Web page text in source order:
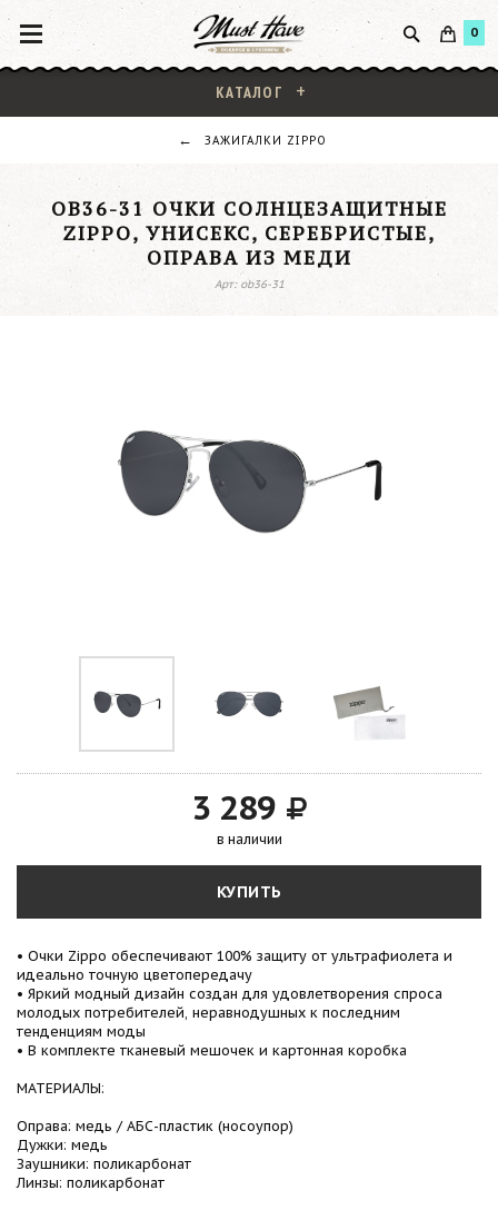
0
КАТАЛОГ
ЗАЖИГАЛКИ ZIPPO
OB36-31 ОЧКИ СОЛНЦЕЗАЩИТНЫЕ
ZIPPO, УНИСЕКС, СЕРЕБРИСТЫЕ,
ОПРАВА ИЗ МЕДИ
Арт: ob36-31
3 289
в наличии
КУПИТЬ
• Очки Zippo обеспечивают 100% защиту от ультрафиолета и
идеально точную цветопередачу
• Яркий модный дизайн создан для удовлетворения спроса
молодых потребителей, неравнодушных к последним
тенденциям моды
• В комплекте тканевый мешочек и картонная коробка
МАТЕРИАЛЫ:
Оправа: медь / АБС-пластик (носоупор)
Дужки: медь
Заушники: поликарбонат
Линзы: поликарбонат